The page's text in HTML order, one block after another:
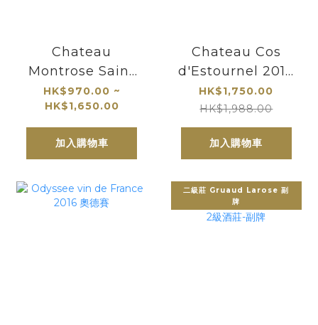
Chateau
Montrose Saint
Estephe
HK$970.00 ~
HK$1,650.00
加入購物車
Chateau Cos
d'Estournel 2010
Saint Estephe 愛
仕圖 二級莊
HK$1,750.00
HK$1,988.00
加入購物車
二級莊 Gruaud Larose 副
牌